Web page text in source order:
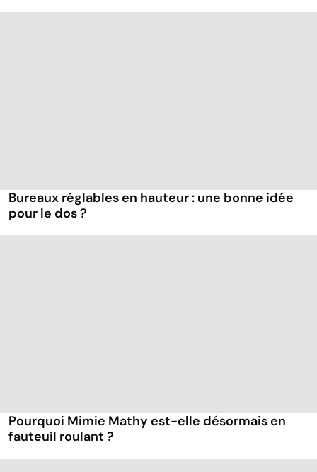
Bureaux réglables en hauteur : une bonne idée
pour le dos ?
Pourquoi Mimie Mathy est-elle désormais en
fauteuil roulant ?